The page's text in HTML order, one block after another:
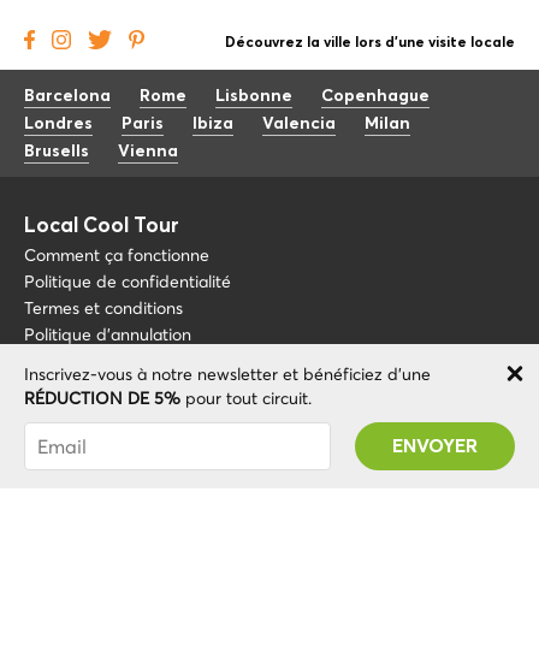
Inscrivez-vous à notre newsletter et bénéficiez d'une
RÉDUCTION DE 5% pour tout circuit.
Vous avez été abonné avec succès ! Vous
recevrez votre code promotionnel après avoir
validé votre compte !
Découvrez la ville lors d'une visite locale
Barcelona Rome Lisbonne
Copenhague
Londres
Paris Ibiza Valencia
Milan
Brusells
Vienna
Local Cool Tour
Comment ça fonctionne
Politique de confidentialité
Termes et conditions
Politique d'annulation
Blog
À propos de nous
FAQ
Devenez guide
+34 675 176 220